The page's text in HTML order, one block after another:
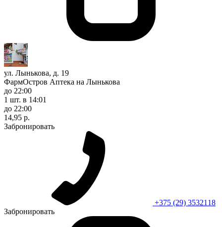
ул. Лынькова, д. 19
ФармОстров Аптека на Лынькова
до 22:00
1 шт. в 14:01
до 22:00
14,95 р.
Забронировать
+375 (29) 3532118
Забронировать